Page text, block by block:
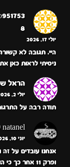
8
יולי 17, 2026
היי. תגובה לא
ניסיתי לראות כאן
הראל
יולי 2, 2026
תודה רבה על
natanel
יוני 10, 2026
ופרק 11 אחר כך כי הוא פרק של…